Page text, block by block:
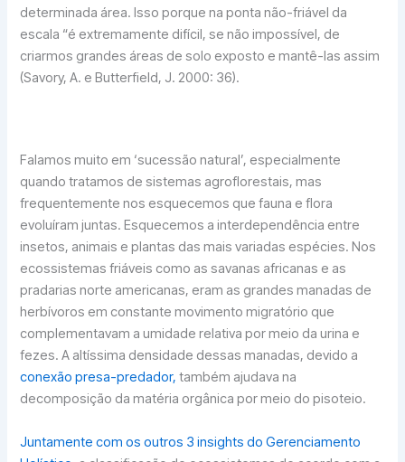
determinada área. Isso porque na ponta não-friável da
escala “é extremamente difícil, se não impossível, de
criarmos grandes áreas de solo exposto e mantê-las assim
(Savory, A. e Butterfield, J. 2000: 36).
Falamos muito em ‘sucessão natural’, especialmente
quando tratamos de sistemas agroflorestais, mas
frequentemente nos esquecemos que fauna e flora
evoluíram juntas. Esquecemos a interdependência entre
insetos, animais e plantas das mais variadas espécies. Nos
ecossistemas friáveis como as savanas africanas e as
pradarias norte americanas, eram as grandes manadas de
herbívoros em constante movimento migratório que
complementavam a umidade relativa por meio da urina e
fezes. A altíssima densidade dessas manadas, devido a
conexão presa-predador, também ajudava na
decomposição da matéria orgânica por meio do pisoteio.
Juntamente com os outros 3 insights do Gerenciamento